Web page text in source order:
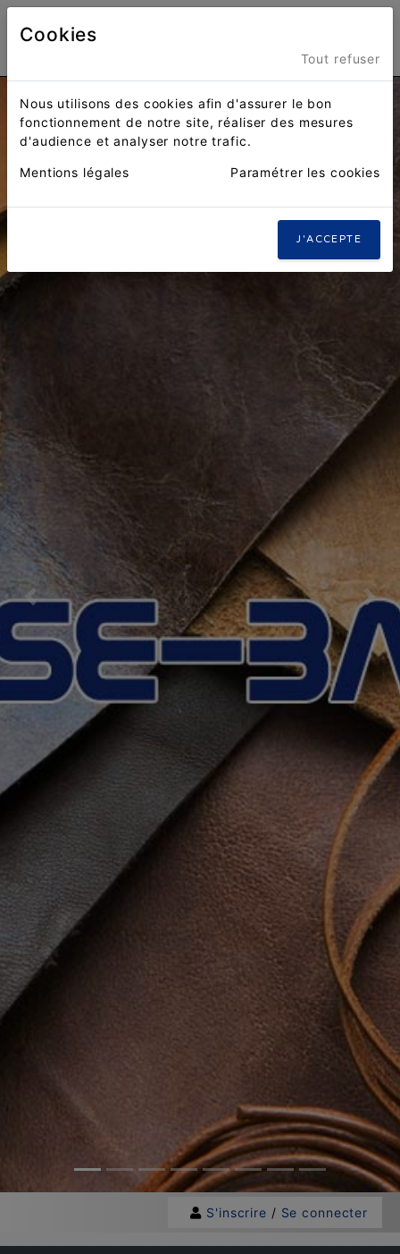
Previous Next
S'inscrire / Se connecter
Cookies
Tout refuser
Nous utilisons des cookies afin d'assurer le bon
fonctionnement de notre site, réaliser des mesures
d'audience et analyser notre trafic.
Mentions légales Paramétrer les cookies
J'ACCEPTE